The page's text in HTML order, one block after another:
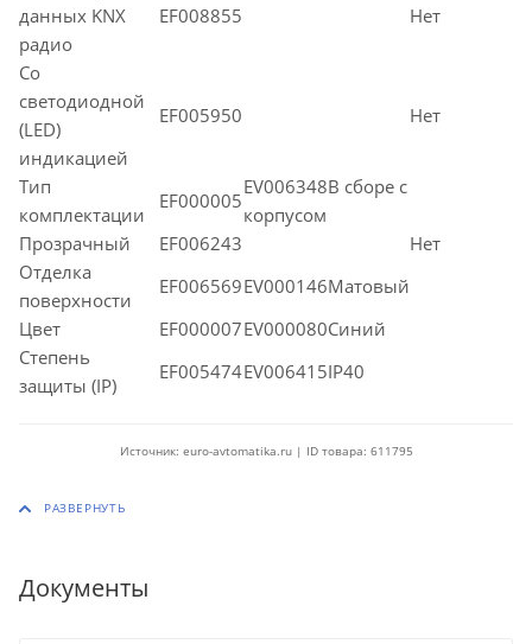
данных KNX
радио
EF008855 Нет
Со
светодиодной
(LED)
индикацией
EF005950 Нет
Тип
комплектации
EF000005
EV006348В сборе с
корпусом
Прозрачный
EF006243
Нет
Отделка
поверхности
EF006569EV000146Матовый
Цвет
EF000007EV000080Синий
Степень
защиты (IP)
EF005474EV006415IP40
Источник: euro-avtomatika.ru | ID товара: 611795
Документы